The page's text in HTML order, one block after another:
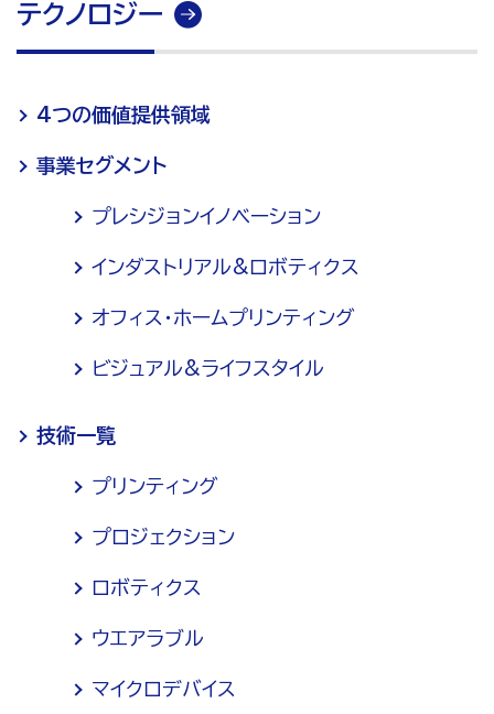
テクノロジー
4つの価値提供領域
事業セグメント
プレシジョンイノベーション
インダストリアル&ロボティクス
オフィス・ホームプリンティング
ビジュアル&ライフスタイル
技術一覧
プリンティング
プロジェクション
ロボティクス
ウエアラブル
マイクロデバイス